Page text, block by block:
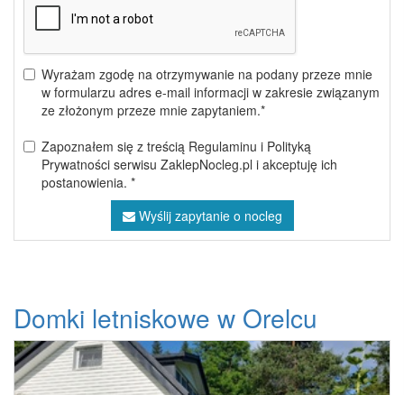
Wyrażam zgodę na otrzymywanie na podany przeze mnie
w formularzu adres e-mail informacji w zakresie związanym
ze złożonym przeze mnie zapytaniem.*
Zapoznałem się z treścią Regulaminu i Polityką
Prywatności serwisu ZaklepNocleg.pl i akceptuję ich
postanowienia. *
Wyślij zapytanie o nocleg
Domki letniskowe w Orelcu